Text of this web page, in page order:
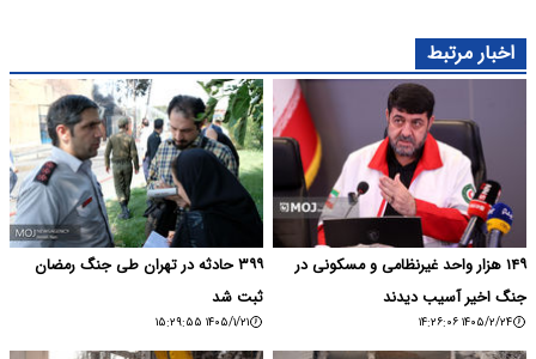
اخبار مرتبط
۱۴۹ هزار واحد غیرنظامی و مسکونی در
جنگ اخیر آسیب دیدند
۱۴۰۵/۲/۲۴ ۱۴:۲۶:۰۶
۳۹۹ حادثه در تهران طی جنگ‌ رمضان
ثبت شد
۱۴۰۵/۱/۲۱ ۱۵:۲۹:۵۵